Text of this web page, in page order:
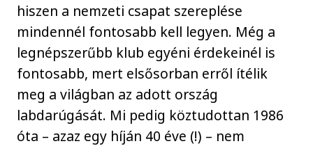
hiszen a nemzeti csapat szereplése
mindennél fontosabb kell legyen. Még a
legnépszerűbb klub egyéni érdekeinél is
fontosabb, mert elsősorban erről ítélik
meg a világban az adott ország
labdarúgását. Mi pedig köztudottan 1986
óta – azaz egy híján 40 éve (!) – nem